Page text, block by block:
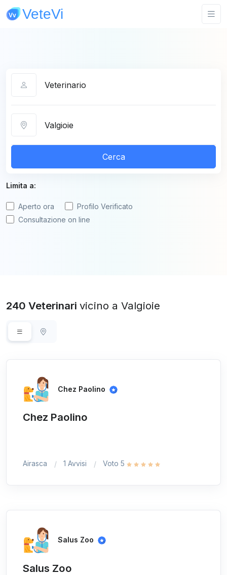
Cerca
Limita a:
Aperto ora
Profilo Verificato
Consultazione on line
240 Veterinari vicino a Valgioie
Chez Paolino
Chez Paolino
Airasca 1 Avvisi Voto 5
Salus Zoo
Salus Zoo